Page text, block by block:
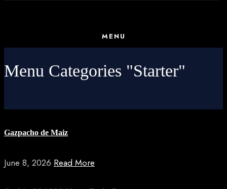
MENU
Menu Categories "Starter"
Gazpacho de Maiz
June 8, 2026 Read More